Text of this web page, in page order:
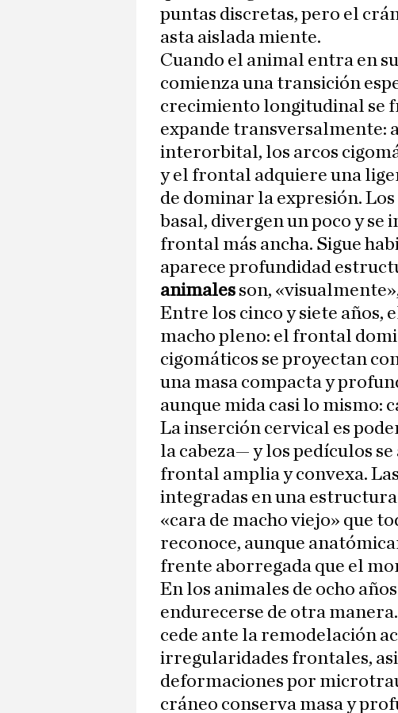
puntas discretas, pero el
asta aislada miente.
Cuando el animal entra en
comienza una transición
crecimiento longitudinal se
expande transversalmente:
interorbital, los arcos
y el frontal adquiere una
de dominar la expresión.
basal, divergen un poco y
frontal más ancha. Sigue
aparece profundidad
animales son,
Entre los cinco y siete años,
macho pleno: el frontal
cigomáticos se proyectan
una masa compacta y
aunque mida casi lo mismo:
La inserción cervical es
la cabeza— y los pedículos
frontal amplia y convexa.
integradas en una
«cara de macho viejo» que
reconoce, aunque
frente aborregada que el
En los animales de ocho
endurecerse de otra
cede ante la remodelación
irregularidades frontales,
deformaciones por
cráneo conserva masa y